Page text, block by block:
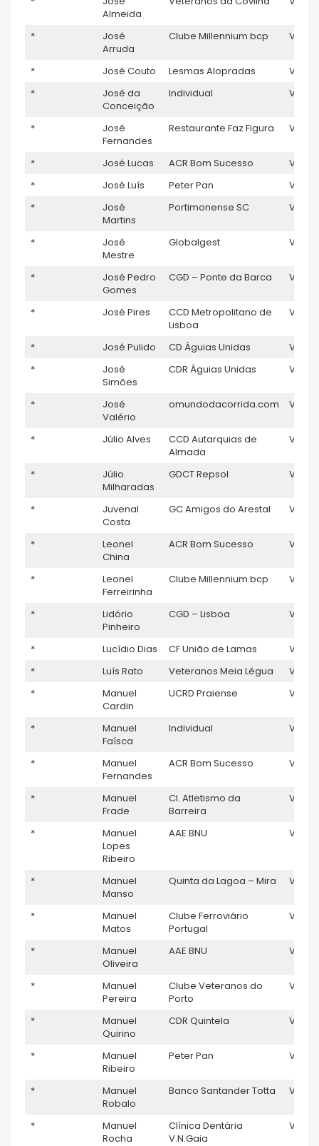
Almeida
*
José
Arruda
Clube Millennium bcp V5
* José Couto Lesmas Alopradas V5
*
José da
Conceição
Individual V5
*
José
Fernandes
Restaurante Faz Figura V5
* José Lucas ACR Bom Sucesso V5
*
José Luís Peter Pan V5
*
José
Martins
Portimonense SC V5
*
José
Mestre
Globalgest V5
*
José Pedro
Gomes
CGD – Ponte da Barca V5
* José Pires
CCD Metropolitano de
Lisboa
V5
* José Pulido CD Águias Unidas V5
*
José
Simões
CDR Águias Unidas V5
*
José
Valério
omundodacorrida.com V5
* Júlio Alves
CCD Autarquias de
Almada
V5
*
Júlio
Milharadas
GDCT Repsol V5
*
Juvenal
Costa
GC Amigos do Arestal V5
*
Leonel
China
ACR Bom Sucesso V5
*
Leonel
Ferreirinha
Clube Millennium bcp V5
*
Lidório
Pinheiro
CGD – Lisboa V5
* Lucídio Dias CF União de Lamas V5
*
Luís Rato Veteranos Meia Légua V5
*
Manuel
Cardin
UCRD Praiense V5
*
Manuel
Faísca
Individual V5
*
Manuel
Fernandes
ACR Bom Sucesso V5
*
Manuel
Frade
Cl. Atletismo da
Barreira
V5
*
Manuel
Lopes
Ribeiro
AAE BNU V5
*
Manuel
Manso
Quinta da Lagoa – Mira V5
*
Manuel
Matos
Clube Ferroviário
Portugal
V5
*
Manuel
Oliveira
AAE BNU V5
*
Manuel
Pereira
Clube Veteranos do
Porto
V5
*
Manuel
Quirino
CDR Quintela V5
*
Manuel
Ribeiro
Peter Pan V5
*
Manuel
Robalo
Banco Santander Totta V5
*
Manuel
Rocha
Clínica Dentária
V.N.Gaia
V5